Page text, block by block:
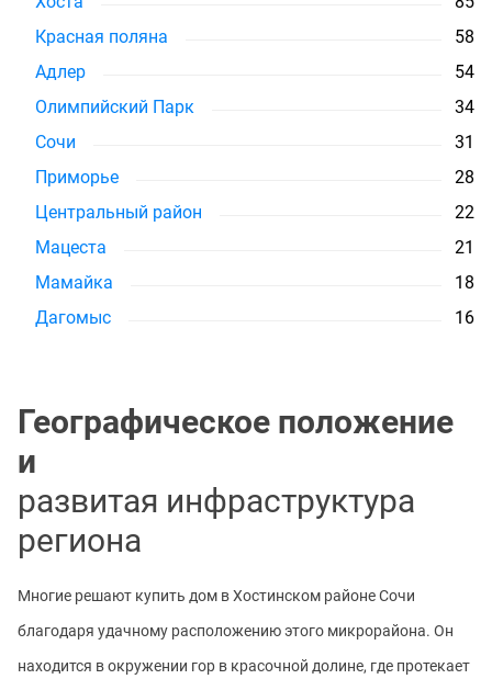
Красная поляна
58
Адлер
54
Олимпийский Парк
34
Сочи
31
Приморье
28
Центральный район
22
Мацеста
21
Мамайка
18
Дагомыс
16
Географическое положение
и
развитая инфраструктура
региона
Многие решают купить дом в Хостинском районе Сочи
благодаря удачному расположению этого микрорайона. Он
находится в окружении гор в красочной долине, где протекает